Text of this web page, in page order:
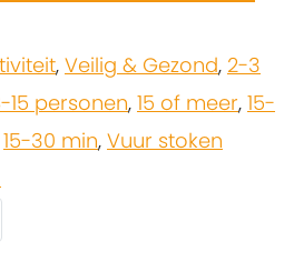
, Veilig & Gezond, 2-3
15 personen, 15 of meer, 15-
15-30 min, Vuur stoken